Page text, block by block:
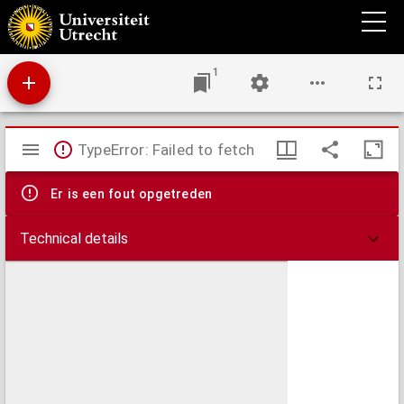
Histoire de Robert le Diable, duc de Normandie.
1
Mirador
viewer
TypeError: Failed to fetch
Er is een fout opgetreden
Technical details